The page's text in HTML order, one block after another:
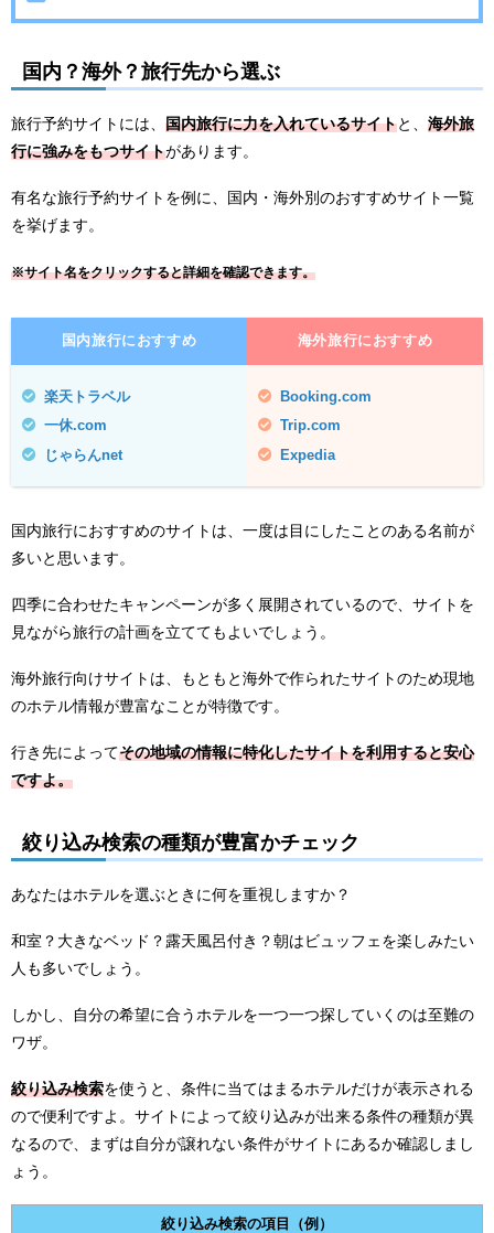
国内？海外？旅行先から選ぶ
旅行予約サイトには、 国内旅行に力を入れているサイトと、 海外旅
行に強みをもつサイトがあります。
有名な旅行予約サイトを例に、国内・海外別のおすすめサイト一覧
を挙げます。
※サイト名をクリックすると詳細を確認できます。
国内旅行におすすめ 海外旅行におすすめ
楽天トラベル
一休.com
じゃらんnet
Booking.com
Trip.com
Expedia
国内旅行におすすめのサイトは、一度は目にしたことのある名前が
多いと思います。
四季に合わせたキャンペーンが多く展開されているので、サイトを
見ながら旅行の計画を立ててもよいでしょう。
海外旅行向けサイトは、もともと海外で作られたサイトのため現地
のホテル情報が豊富なことが特徴です。
行き先によってその地域の情報に特化したサイトを利用すると安心
ですよ。
絞り込み検索の種類が豊富かチェック
あなたはホテルを選ぶときに何を重視しますか？
和室？大きなベッド？露天風呂付き？朝はビュッフェを楽しみたい
人も多いでしょう。
しかし、自分の希望に合うホテルを一つ一つ探していくのは至難の
ワザ。
絞り込み検索を使うと、条件に当てはまるホテルだけが表示される
ので便利ですよ。サイトによって絞り込みが出来る条件の種類が異
なるので、まずは自分が譲れない条件がサイトにあるか確認しまし
ょう。
絞り込み検索の項目（例）